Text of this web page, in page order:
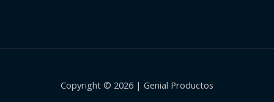
Copyright © 2026 | Genial Productos